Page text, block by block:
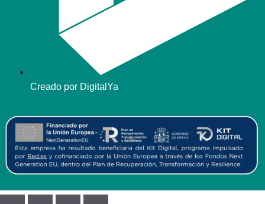
Creado por DigitalYa